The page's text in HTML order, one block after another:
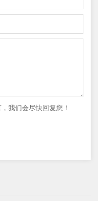
我们会尽快回复您！